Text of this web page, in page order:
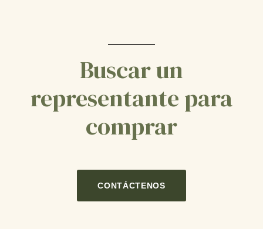
Buscar un
representante para
comprar
CONTÁCTENOS